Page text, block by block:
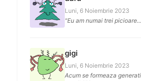
Luni, 6 Noiembrie 2023
"Eu am numai trei
gigi
Luni, 6 Noiembrie 2023
Acum se formeaza